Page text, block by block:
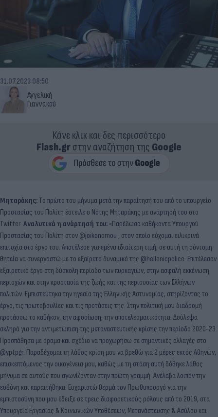
Αγγελική
Γιαννακού
31.07.2023 08:50
Κάνε κλικ και δες περισσότερο
Flash.grστην αναζήτηση της Google
Μηταράκης: Το πρώτο του μήνυμα μετά την παραίτησή του από το υπουργείο
Προστασίας του Πολίτη έστειλε ο Νότης Μηταράκης με ανάρτησή του στο
Twitter. Αναλυτικά η ανάρτησή του: «Παρέδωσα καθήκοντα Υπουργού
Προστασίας του Πολίτη στον @joikonomou , στον οποίο εύχομαι ειλικρινά
επιτυχία στο έργο του. Αποτέλεσε για εμένα ιδιαίτερη τιμή, σε αυτή τη σύντομη
θητεία να συνεργαστώ με το εξαίρετο δυναμικό της @hellenicpolice. Επιτέλεσαν
εξαιρετικό έργο στη δύσκολη περίοδο των πυρκαγιών, στην ασφαλή εκκένωση
περιοχών και στην προστασία της ζωής και της περιουσίας των Ελλήνων
πολιτών. Εμπιστεύτηκα την ηγεσία της Ελληνικής Αστυνομίας, στηρίζοντας το
έργο, τις πρωτοβουλίες και τις προτάσεις της. Στην πολιτική μου διαδρομή
προτάσσω το καθήκον, την αφοσίωση, την αποτελεσματικότητα. Δούλεψα
σκληρά για την αντιμετώπιση της μεταναστευτικής κρίσης την περίοδο 2020-23.
Προσπάθησα με όραμα και σχέδιο να προχωρήσω σε σημαντικές αλλαγές στο
@yptpgr. Παραδέχομαι τη λάθος κρίση μου να βρεθώ για 2 μέρες εκτός Αθηνών,
επισκεπτόμενος την οικογένεια μου, καθώς με τη στάση αυτή δόθηκε λάθος
μήνυμα σε αυτούς που αγωνίζονταν στην πρώτη γραμμή. Ανέλαβα λοιπόν την
ευθύνη και παραιτήθηκα. Ευχαριστώ θερμά τον Πρωθυπουργό για την
εμπιστοσύνη που μου έδειξε σε τρεις διαφορετικούς ρόλους από το 2019, στα
Υπουργεία Εργασίας & Κοινωνικών Υποθέσεων, Μετανάστευσης & Ασύλου και